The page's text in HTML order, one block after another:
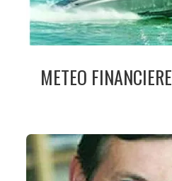
METEO FINANCIERE